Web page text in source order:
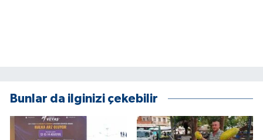
Bunlar da ilginizi çekebilir